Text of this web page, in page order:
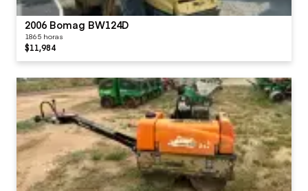
2006 Bomag BW124D
1865 horas
$11,984